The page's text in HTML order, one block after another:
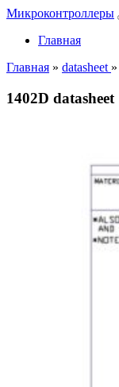
Микроконтроллеры
Главная
Главная » datasheet »
1402D datasheet